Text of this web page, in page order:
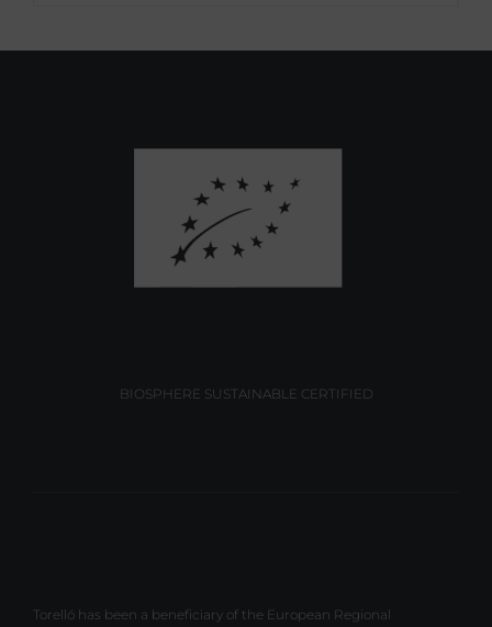
BIOSPHERE SUSTAINABLE CERTIFIED
Torelló has been a beneficiary of the European Regional